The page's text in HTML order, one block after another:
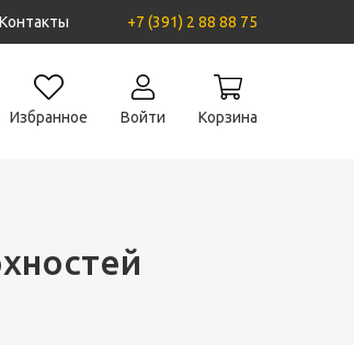
Контакты +7 (391) 2 88 88 75
Избранное Войти Корзина